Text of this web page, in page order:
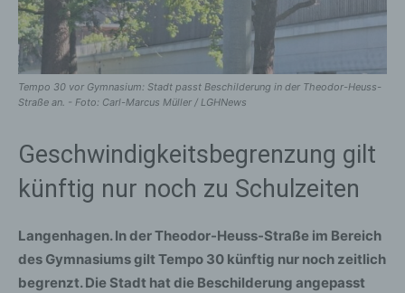
Tempo 30 vor Gymnasium: Stadt passt Beschilderung in der Theodor-Heuss-
Straße an. - Foto: Carl-Marcus Müller / LGHNews
Geschwindigkeitsbegrenzung gilt
künftig nur noch zu Schulzeiten
Langenhagen. In der Theodor-Heuss-Straße im Bereich
des Gymnasiums gilt Tempo 30 künftig nur noch zeitlich
begrenzt. Die Stadt hat die Beschilderung angepasst